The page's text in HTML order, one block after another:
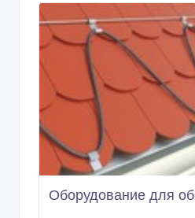
Оборудование для